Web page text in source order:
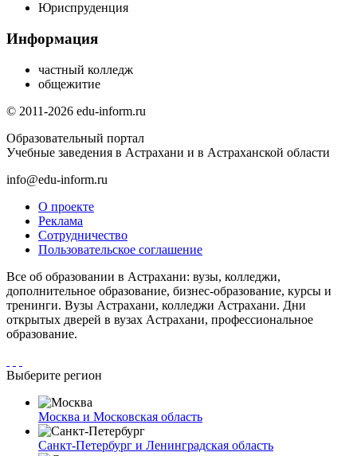
Юриспруденция
Информация
частный колледж
общежитие
© 2011-2026 edu-inform.ru
Образовательный портал
Учебные заведения в Астрахани и в Астраханской области
info@edu-inform.ru
О проекте
Реклама
Сотрудничество
Пользовательское соглашение
Все об образовании в Астрахани: вузы, колледжи,
дополнительное образование, бизнес-образование, курсы и
тренинги. Вузы Астрахани, колледжи Астрахани. Дни
открытых дверей в вузах Астрахани, профессиональное
образование.
Выберите регион
Москва и Московская область
Санкт-Петербург и Ленинградская область